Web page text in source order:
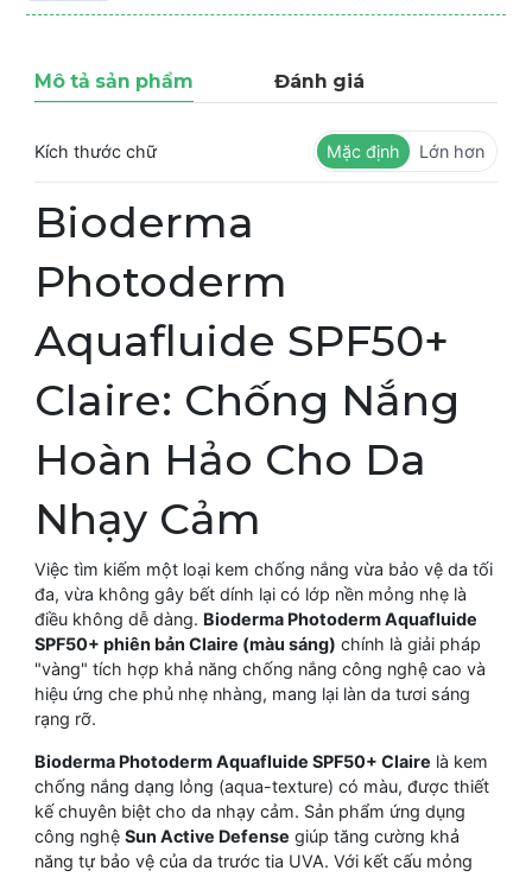
Mô tả sản phẩm Đánh giá
Kích thước chữ Mặc định Lớn hơn
Bioderma
Photoderm
Aquafluide SPF50+
Claire: Chống Nắng
Hoàn Hảo Cho Da
Nhạy Cảm
Việc tìm kiếm một loại kem chống nắng vừa bảo vệ da tối
đa, vừa không gây bết dính lại có lớp nền mỏng nhẹ là
điều không dễ dàng. Bioderma Photoderm Aquafluide
SPF50+ phiên bản Claire (màu sáng) chính là giải pháp
"vàng" tích hợp khả năng chống nắng công nghệ cao và
hiệu ứng che phủ nhẹ nhàng, mang lại làn da tươi sáng
rạng rỡ.
Bioderma Photoderm Aquafluide SPF50+ Claire là kem
chống nắng dạng lỏng (aqua-texture) có màu, được thiết
kế chuyên biệt cho da nhạy cảm. Sản phẩm ứng dụng
công nghệ Sun Active Defense giúp tăng cường khả
năng tự bảo vệ của da trước tia UVA. Với kết cấu mỏng